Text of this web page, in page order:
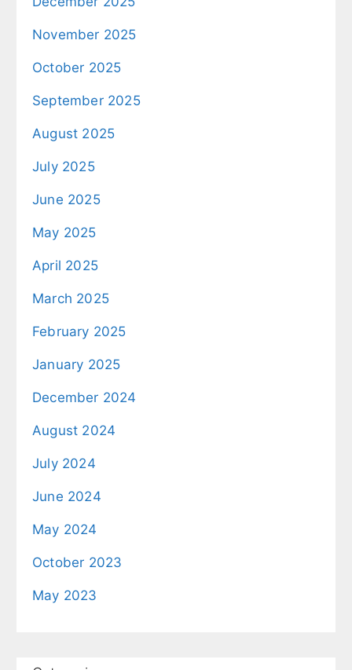
November 2025
October 2025
September 2025
August 2025
July 2025
June 2025
May 2025
April 2025
March 2025
February 2025
January 2025
December 2024
August 2024
July 2024
June 2024
May 2024
October 2023
May 2023